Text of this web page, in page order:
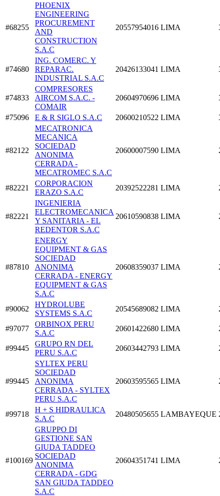
#68255
PHOENIX
ENGINEERING
PROCUREMENT
AND
CONSTRUCTION
S.A.C
20557954016 LIMA
#74680
ING. COMERC. Y
REPARAC.
INDUSTRIAL S.A.C
20426133041 LIMA
#74833
COMPRESORES
AIRCOM S.A.C. -
COMAIR
20604970696 LIMA
#75096 E & R SIGLO S.A.C 20600210522 LIMA
#82122
MECATRONICA
MECANICA
SOCIEDAD
ANONIMA
CERRADA -
MECATROMEC S.A.C
20600007590 LIMA
#82221
CORPORACION
ERAZO S.A.C
20392522281 LIMA
#82221
INGENIERIA
ELECTROMECANICA
Y SANITARIA - EL
REDENTOR S.A.C
20610590838 LIMA
#87810
ENERGY
EQUIPMENT & GAS
SOCIEDAD
ANONIMA
CERRADA - ENERGY
EQUIPMENT & GAS
S.A.C
20608359037 LIMA
#90062
HYDROLUBE
SYSTEMS S.A.C
20545689082 LIMA
#97077
ORBINOX PERU
S.A.C
20601422680 LIMA
#99445
GRUPO RN DEL
PERU S.A.C
20603442793 LIMA
#99445
SYLTEX PERU
SOCIEDAD
ANONIMA
CERRADA - SYLTEX
PERU S.A.C
20603595565 LIMA
#99718
H + S HIDRAULICA
S.A.C
20480505655 LAMBAYEQUE
#100169
GRUPPO DI
GESTIONE SAN
GIUDA TADDEO
SOCIEDAD
ANONIMA
CERRADA - GDG
SAN GIUDA TADDEO
S.A.C
20604351741 LIMA